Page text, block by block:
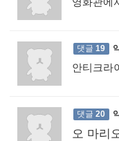
댓글 19
안티크라
댓글 20
오 마리